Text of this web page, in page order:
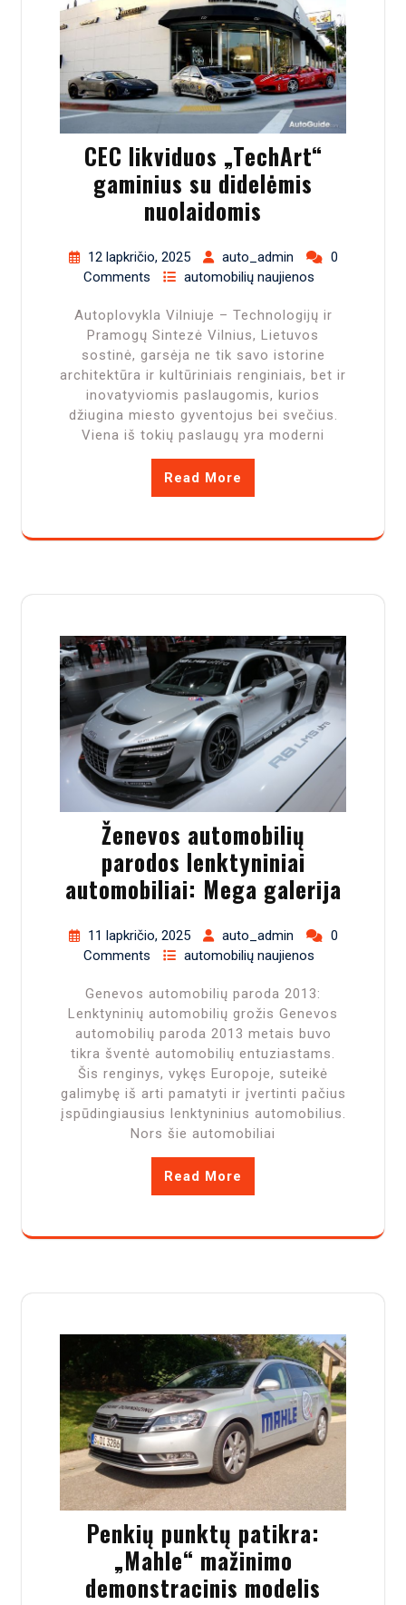
CEC likviduos „TechArt“
gaminius su didelėmis
nuolaidomis
12 lapkričio, 2025 auto_admin
0
Comments
automobilių naujienos
Autoplovykla Vilniuje – Technologijų ir
Pramogų Sintezė Vilnius, Lietuvos
sostinė, garsėja ne tik savo istorine
architektūra ir kultūriniais renginiais, bet ir
inovatyviomis paslaugomis, kurios
džiugina miesto gyventojus bei svečius.
Viena iš tokių paslaugų yra moderni
Read More
Ženevos automobilių
parodos lenktyniniai
automobiliai: Mega galerija
11 lapkričio, 2025 auto_admin
0
Comments
automobilių naujienos
Genevos automobilių paroda 2013:
Lenktyninių automobilių grožis Genevos
automobilių paroda 2013 metais buvo
tikra šventė automobilių entuziastams.
Šis renginys, vykęs Europoje, suteikė
galimybę iš arti pamatyti ir įvertinti pačius
įspūdingiausius lenktyninius automobilius.
Nors šie automobiliai
Read More
Penkių punktų patikra:
„Mahle“ mažinimo
demonstracinis modelis